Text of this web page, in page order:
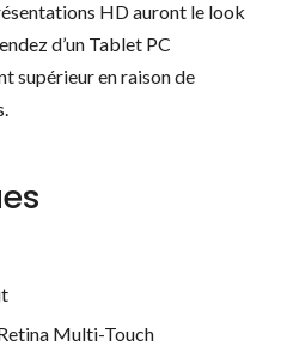
HD auront le look
d’un Tablet PC
supérieur en raison de
Multi-Touch